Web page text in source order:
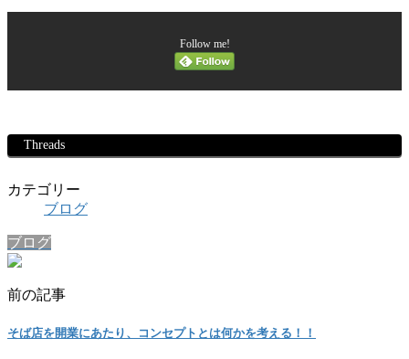
Follow me!
Threads
カテゴリー
ブログ
ブログ
前の記事
そば店を開業にあたり、コンセプトとは何かを考える！！